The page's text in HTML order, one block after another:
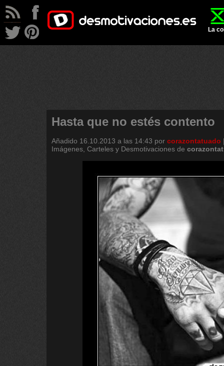
La
Hasta que no estés contento
Añadido 16.10.2013 a las 14:43 por corazontatuado
Imágenes, Carteles y Desmotivaciones de